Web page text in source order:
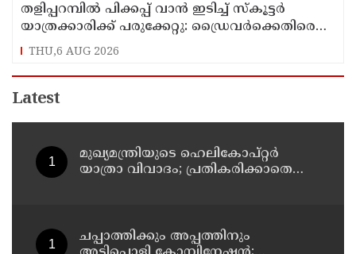
തളിപ്പറമ്പിൽ പിക്കപ്പ് വാൻ ഇടിച്ച് സ്‌കൂട്ടർ
യാത്രക്കാരിക്ക് പരുക്കേറ്റു: ഡ്രൈവർക്കെതിരെ
കേസെടുത്തു
THU,6 AUG 2026
Latest
മുഖ്യമന്ത്രിയുടെ ഹെലികോപ്റ്റര്‍
യാത്രാ വിവാദം; പ്രതികരിക്കാതെ
ചപ്പാത്തിക്കും അപ്പത്തിനും